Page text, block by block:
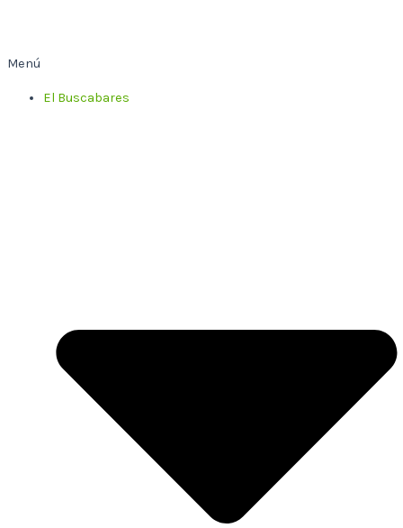
Menú
El Buscabares